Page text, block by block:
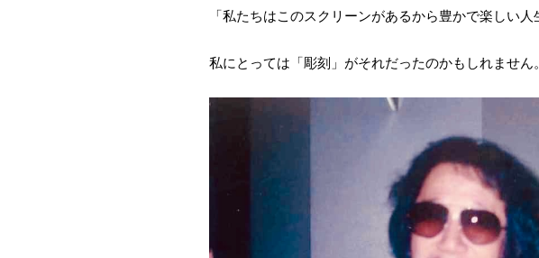
「私たちはこのスクリーンがあるから豊かで楽しい人
私にとっては「彫刻」がそれだったのかもしれません。